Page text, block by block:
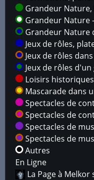
Grandeur
Grandeur Nature
Grandeur Nature
Jeux de rôles,
Jeux de rôles
Jeux de rôles
Loisirs historiques
Mascarade dans
Spectacles de
Spectacles de
Spectacles de
Spectacles de
Autres
En Ligne
La Page à